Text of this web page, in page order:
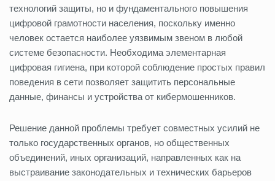
технологий защиты, но и фундаментального повышения
цифровой грамотности населения, поскольку именно
человек остается наиболее уязвимым звеном в любой
системе безопасности. Необходима элементарная
цифровая гигиена, при которой соблюдение простых правил
поведения в сети позволяет защитить персональные
данные, финансы и устройства от кибермошенников.
Решение данной проблемы требует совместных усилий не
только государственных органов, но общественных
объединений, иных организаций, направленных как на
выстраивание законодательных и технических барьеров